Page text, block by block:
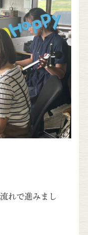
れで進みまし